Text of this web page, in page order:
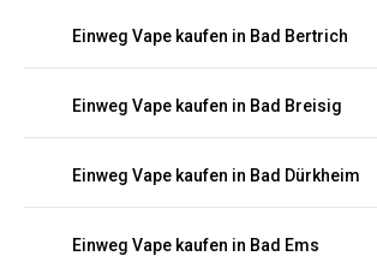
Einweg Vape kaufen in Bad Bertrich
Einweg Vape kaufen in Bad Breisig
Einweg Vape kaufen in Bad Dürkheim
Einweg Vape kaufen in Bad Ems